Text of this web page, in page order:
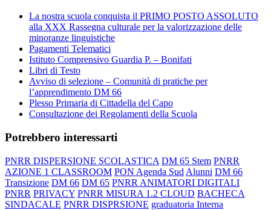
La nostra scuola conquista il PRIMO POSTO ASSOLUTO
alla XXX Rassegna culturale per la valorizzazione delle
minoranze linguistiche
Pagamenti Telematici
Istituto Comprensivo Guardia P. – Bonifati
Libri di Testo
Avviso di selezione – Comunità di pratiche per
l’apprendimento DM 66
Plesso Primaria di Cittadella del Capo
Consultazione dei Regolamenti della Scuola
Potrebbero interessarti
PNRR DISPERSIONE SCOLASTICA DM 65 Stem PNRR
AZIONE 1 CLASSROOM PON Agenda Sud Alunni DM 66
Transizione DM 66 DM 65 PNRR ANIMATORI DIGITALI
PNRR PRIVACY PNRR MISURA 1.2 CLOUD BACHECA
SINDACALE PNRR DISPRSIONE graduatoria Interna